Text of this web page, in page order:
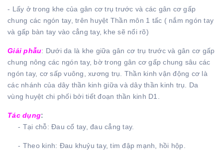
- Lấy ở trong khe của gân cơ trụ trước và các gân cơ gấp
chung các ngón tay, trên huyệt Thần môn 1 tấc ( nắm ngón tay
và gấp bàn tay vào cẳng tay, khe sẽ nổi rõ)
Giải phẫu: Dưới da là khe giữa gân cơ trụ trước và gân cơ gấp
chung nông các ngón tay, bờ trong gân cơ gấp chung sâu các
ngón tay, cơ sấp vuông, xương trụ. Thần kinh vận động cơ là
các nhánh của dây thần kinh giữa và dây thần kinh trụ. Da
vùng huyệt chi phối bởi tiết đoạn thần kinh D1.
Tác dụng:
- Tại chỗ: Đau cổ tay, đau cẳng tay.
- Theo kinh: Đau khuỷu tay, tim đập mạnh, hồi hộp.